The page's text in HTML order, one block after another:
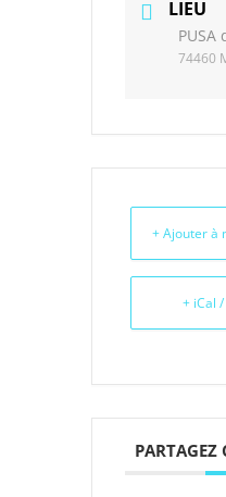
LIEU
PUSA
74460
+ Ajouter à
+ iCal
PARTAGEZ